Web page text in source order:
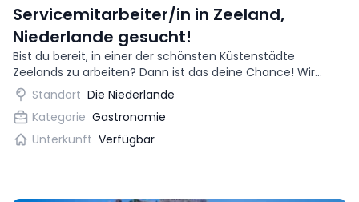
Servicemitarbeiter/in in Zeeland,
Niederlande gesucht!
Bist du bereit, in einer der schönsten Küstenstädte
Zeelands zu arbeiten? Dann ist das deine Chance! Wir
suchen eine begeisterte Kellnerin für ein trendiges
Restaurant.
Standort Die Niederlande
Kategorie Gastronomie
Unterkunft Verfügbar